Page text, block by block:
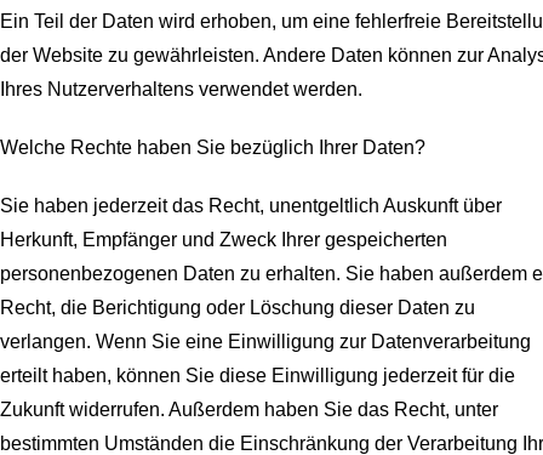
Ein Teil der Daten wird erhoben, um eine fehlerfreie
der Website zu gewährleisten. Andere Daten können zur
Ihres Nutzerverhaltens verwendet werden.
Welche Rechte haben Sie bezüglich Ihrer Daten?
Sie haben jederzeit das Recht, unentgeltlich Auskunft über
Herkunft, Empfänger und Zweck Ihrer gespeicherten
personenbezogenen Daten zu erhalten. Sie haben außerdem
Recht, die Berichtigung oder Löschung dieser Daten zu
verlangen. Wenn Sie eine Einwilligung zur Datenverarbeitung
erteilt haben, können Sie diese Einwilligung jederzeit für die
Zukunft widerrufen. Außerdem haben Sie das Recht, unter
bestimmten Umständen die Einschränkung der Verarbeitung